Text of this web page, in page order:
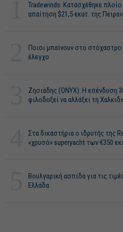
Tradewinds: Κατασχέθηκε
απαίτηση $21,5 εκατ. της
Ποιοι μπαίνουν στο στόχαστρο
έλεγχο
Ζησιάδης (ONYX): Η επένδυση
φιλοδοξεί να αλλάξει τη
Στα δικαστήρια ο ιδρυτής της
«χρυσό» superyacht των €350
Βουλγαρική ασπίδα για τις
Ελλάδα